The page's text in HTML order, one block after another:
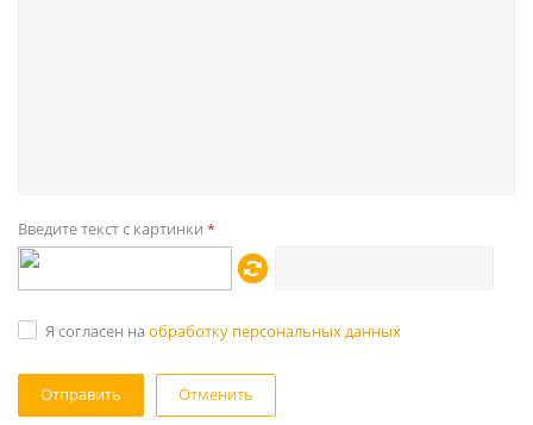
Введите текст с картинки *
Я согласен на обработку персональных данных
Отменить